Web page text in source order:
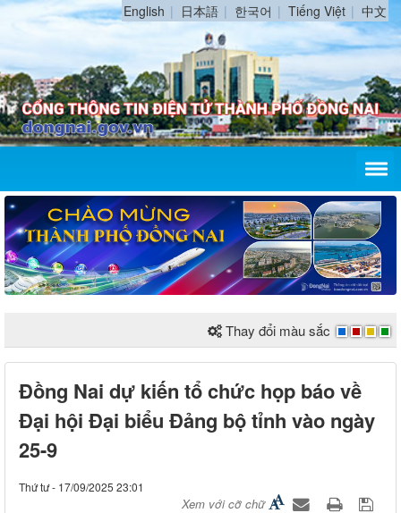
English 日本語 한국어 Tiếng Việt 中文
Thay đổi màu sắc
Đồng Nai dự kiến tổ chức họp báo về
Đại hội Đại biểu Đảng bộ tỉnh vào ngày
25-9
Thứ tư - 17/09/2025 23:01
Xem với cỡ chữ